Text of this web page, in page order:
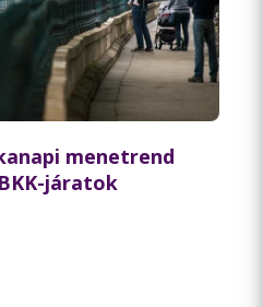
menetrend
járatok